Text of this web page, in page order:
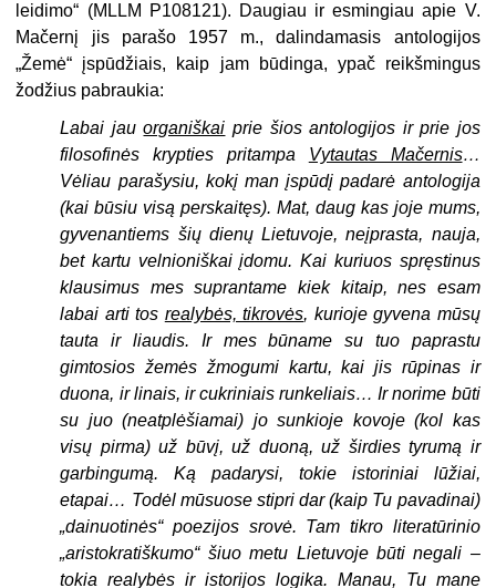
leidimo“ (MLLM P108121). Daugiau ir esmingiau apie V.
Mačernį jis parašo 1957 m., dalindamasis antologijos
„Žemė“ įspūdžiais, kaip jam būdinga, ypač reikšmingus
žodžius pabraukia:
Labai jauorganiškai prie šios antologijos ir prie jos
filosofinės krypties pritampa Vytautas Mačernis…
Vėliau parašysiu, kokį man įspūdį padarė antologija
(kai būsiu visą perskaitęs). Mat, daug kas joje mums,
gyvenantiems šių dienų Lietuvoje, neįprasta, nauja,
bet kartu velnioniškai įdomu. Kai kuriuos spręstinus
klausimus mes suprantame kiek kitaip, nes esam
labai arti tos realybės, tikrovės, kurioje gyvena mūsų
tauta ir liaudis. Ir mes būname su tuo paprastu
gimtosios žemės žmogumi kartu, kai jis rūpinas ir
duona, ir linais, ir cukriniais runkeliais… Ir norime būti
su juo (neatplėšiamai) jo sunkioje kovoje (kol kas
visų pirma) už būvį, už duoną, už širdies tyrumą ir
garbingumą. Ką padarysi, tokie istoriniai lūžiai,
etapai… Todėl mūsuose stipri dar (kaip Tu pavadinai)
„dainuotinės“ poezijos srovė. Tam tikro literatūrinio
„aristokratiškumo“ šiuo metu Lietuvoje būti negali –
tokia realybės ir istorijos logika. Manau, Tu mane